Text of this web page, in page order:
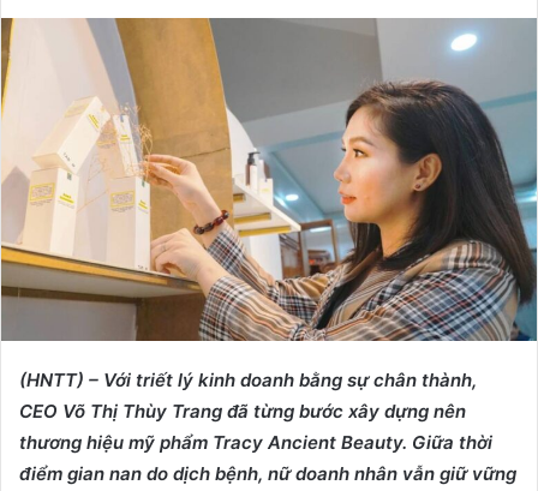
d
n
e
m
a
l
(HNTT) – Với triết lý kinh doanh bằng sự chân thành,
CEO Võ Thị Thùy Trang đã từng bước xây dựng nên
thương hiệu mỹ phẩm Tracy Ancient Beauty. Giữa thời
điểm gian nan do dịch bệnh, nữ doanh nhân vẫn giữ vững